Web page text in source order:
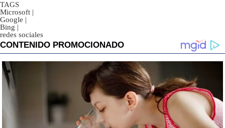
TAGS
Microsoft |
Google |
Bing |
redes sociales